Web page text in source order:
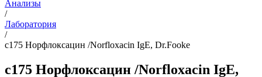
Анализы
/
Лаборатория
/
c175 Норфлоксацин /Norfloxacin IgE, Dr.Fooke
c175 Норфлоксацин /Norfloxacin IgE,